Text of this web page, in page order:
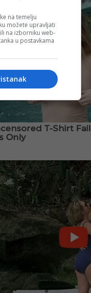
na temelju
možete upravljati
na izborniku web-
u postavkama